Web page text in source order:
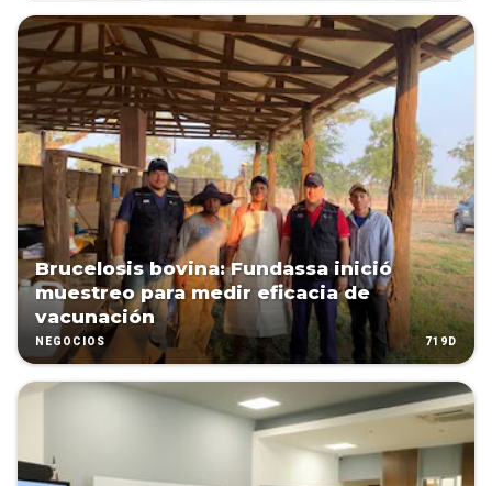
Brucelosis bovina: Fundassa inició
muestreo para medir eficacia de
vacunación
NEGOCIOS 719D